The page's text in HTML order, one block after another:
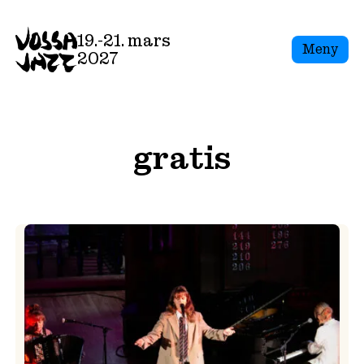
to
content
19.-21. mars
2027
Meny
gratis